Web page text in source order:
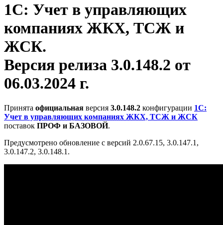
1С: Учет в управляющих
компаниях ЖКХ, ТСЖ и
ЖСК.
Версия релиза 3.0.148.2 от
06.03.2024 г.
Принята официальная версия 3.0.148.2 конфигурации 1С:
Учет в управляющих компаниях ЖКХ, ТСЖ и ЖСК
поставок ПРОФ и БАЗОВОЙ.
Предусмотрено обновление с версий 2.0.67.15, 3.0.147.1,
3.0.147.2, 3.0.148.1.